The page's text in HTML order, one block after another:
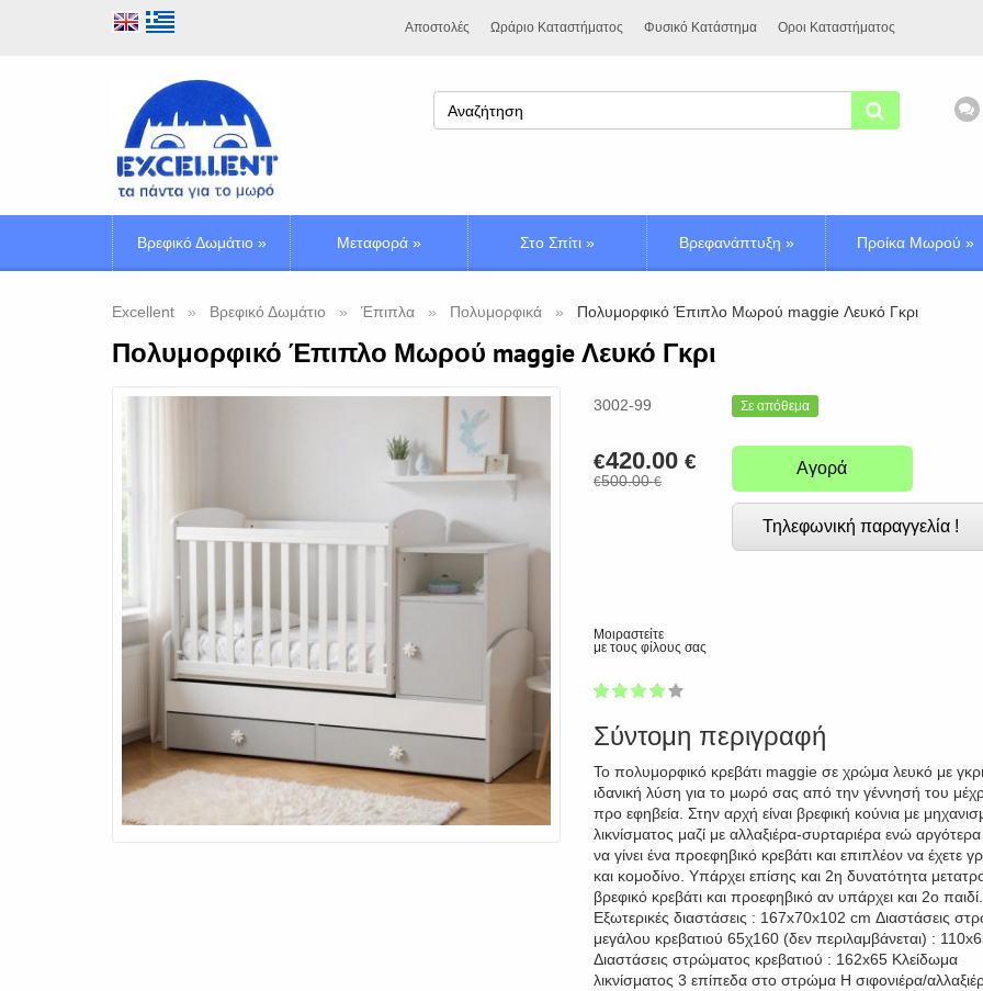
Αποστολές Ωράριο Καταστήματος Φυσικό Κατάστημα Οροι Καταστήματος
Βρεφικό Δωμάτιο» Μεταφορά » Στο Σπίτι » Βρεφανάπτυξη » Προίκα Μωρού »
Excellent Βρεφικό Δωμάτιο Έπιπλα Πολυμορφικά Πολυμορφικό Έπιπλο Μωρού maggie Λευκό Γκρι
Πολυμορφικό Έπιπλο Μωρού maggie Λευκό Γκρι
3002-99 Σε απόθεμα
€420.00 €
€500.00€
Αγορά
Τηλεφωνική παραγγελία !
Μοιραστείτε
με τους φίλους σας
1
2
3
4
5
Σύντομη περιγραφή
Το πολυμορφικό κρεβάτι maggie σε χρώμα λευκό με γκρι
ιδανική λύση για το μωρό σας από την γέννησή του
προ εφηβεία. Στην αρχή είναι βρεφική κούνια με
λικνίσματος μαζί με αλλαξιέρα-συρταριέρα ενώ
να γίνει ένα προεφηβικό κρεβάτι και επιπλέον να έχετε
και κομοδίνο. Υπάρχει επίσης και 2η δυνατότητα
βρεφικό κρεβάτι και προεφηβικό αν υπάρχει και 2ο παιδί.
Εξωτερικές διαστάσεις : 167x70x102 cm Διαστάσεις
μεγάλου κρεβατιού 65χ160 (δεν περιλαμβάνεται) :
Διαστάσεις στρώματος κρεβατιού : 162x65 Κλείδωμα
λικνίσματος 3 επίπεδα στο στρώμα Η σιφονιέρα/